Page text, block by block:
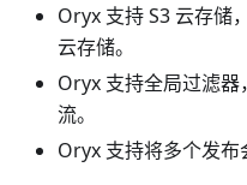
Oryx 支持 S3 云存储
云存储。
Oryx 支持全局过滤
流。
Oryx 支持将多个发布